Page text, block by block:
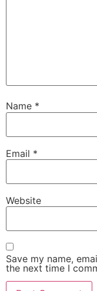
Name *
Email *
Website
Save my name,
the next time I